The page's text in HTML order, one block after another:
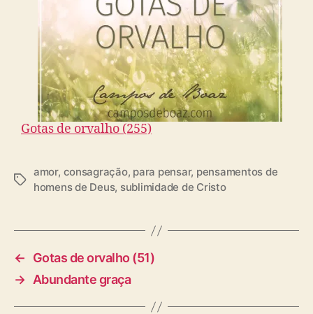
Gotas de orvalho (255)
T
amor, consagração, para pensar, pensamentos de
homens de Deus, sublimidade de Cristo
←
Gotas de orvalho (51)
→ Abundante graça